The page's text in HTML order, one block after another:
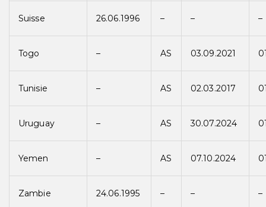
Suisse 26.06.1996 – – –
Togo – AS 03.09.2021
Tunisie – AS 02.03.2017
Uruguay – AS 30.07.2024
Yemen – AS 07.10.2024
Zambie 24.06.1995 – – –